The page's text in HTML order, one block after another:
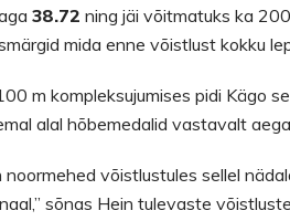
38.72 ning jäi võitmatuks ka
mida enne võistlust kokku
m kompleksujumises pidi Kägo
alal hõbemedalid vastavalt
noormehed võistlustules sellel
sõnas Hein tulevaste